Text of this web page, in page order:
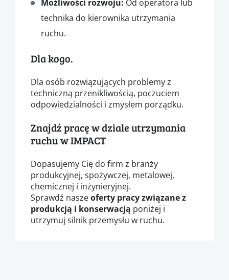
Możliwości rozwoju:
technika do kierownika utrzymania
ruchu.
Dla kogo.
Dla osób rozwiązujących problemy z
techniczną przenikliwością, poczuciem
odpowiedzialności i zmysłem porządku.
Znajdź pracę w dziale utrzymania
ruchu w IMPACT
Dopasujemy Cię do firm z branży
produkcyjnej, spożywczej, metalowej,
chemicznej i inżynieryjnej.
Sprawdź naszeoferty pracy związane z
produkcją i konserwacją poniżej i
utrzymuj silnik przemysłu w ruchu.